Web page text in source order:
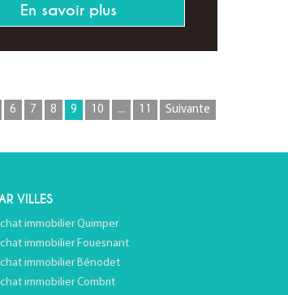
En savoir plus
6 7 8 9 10 ... 11 Suivante
VILLES
immobilier Quimper
immobilier Fouesnant
immobilier Bénodet
immobilier Combrit